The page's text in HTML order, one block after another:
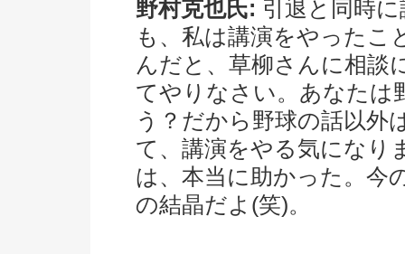
野村克也氏: 引退と同時
も、私は講演をやったこ
んだと、草柳さんに相談
てやりなさい。あなたは
う？だから野球の話以外
て、講演をやる気になり
は、本当に助かった。今
の結晶だよ(笑)。